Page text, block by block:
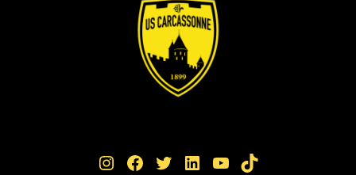
Instagram Facebook Twitter LinkedIn YouTube TikTok